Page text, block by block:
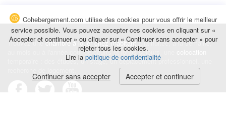
Trouvez unechambre à louer chez l'habitantà la nuitée, à la semaine,
au mois ou à l'année pour de courts et longs séjours, une
temporaire : des études, un stage, un déplacement professionnel, une
Cohebergement.com utilise des cookies pour vous offrir le meilleur
service possible. Vous pouvez accepter ces cookies en cliquant sur «
Accepter et continuer » ou cliquer sur « Continuer sans accepter » pour
rejeter tous les cookies.
Lire la politique de confidentialité
Continuer sans accepter Accepter et continuer